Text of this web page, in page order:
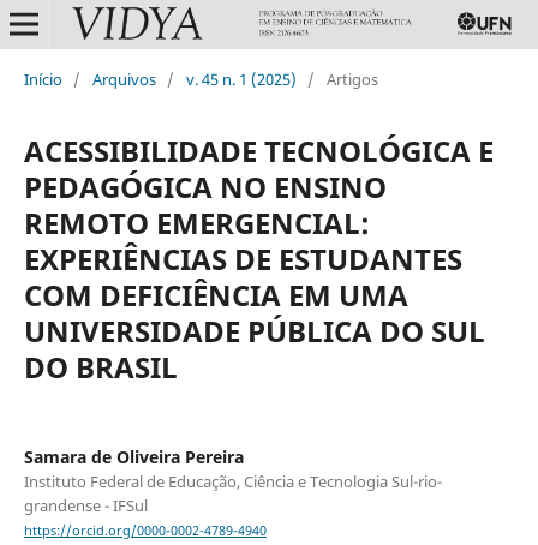
Início / Arquivos / v. 45 n. 1 (2025) / Artigos
ACESSIBILIDADE TECNOLÓGICA E
PEDAGÓGICA NO ENSINO
REMOTO EMERGENCIAL:
EXPERIÊNCIAS DE ESTUDANTES
COM DEFICIÊNCIA EM UMA
UNIVERSIDADE PÚBLICA DO SUL
DO BRASIL
Samara de Oliveira Pereira
Instituto Federal de Educação, Ciência e Tecnologia Sul-rio-
grandense - IFSul
https://orcid.org/0000-0002-4789-4940